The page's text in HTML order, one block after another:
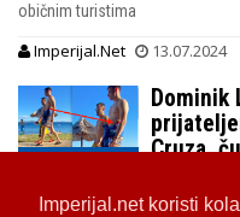
Imperijal.net koristi
običnim turistima
Imperijal.Net 13.07.2024
Dominik
Cruza,
koji morate vidjeti